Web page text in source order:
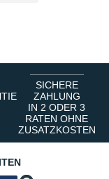
SICHERE
ZAHLUNG
IN 2 ODER 3
RATEN OHNE
ZUSATZKOSTEN